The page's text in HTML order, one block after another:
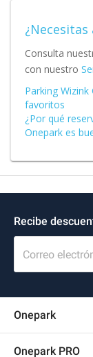
¿Necesitas
Consulta
con nuestro
Parking
favoritos
¿Por qué
Onepark es
Recibe
Correo
Onepark
Onepark PRO